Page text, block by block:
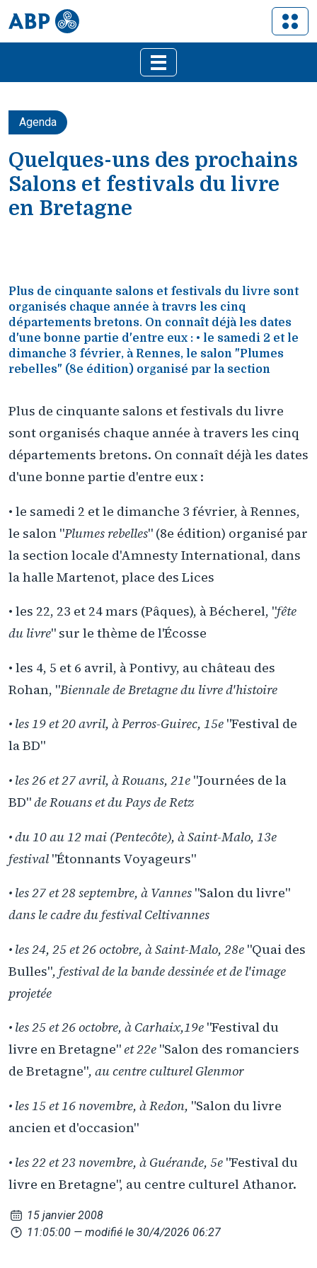
Agenda
Quelques-uns des prochains
Salons et festivals du livre
en Bretagne
Plus de cinquante salons et festivals du livre sont
organisés chaque année à travrs les cinq
départements bretons. On connaît déjà les dates
d'une bonne partie d'entre eux : • le samedi 2 et le
dimanche 3 février, à Rennes, le salon "Plumes
rebelles" (8e édition) organisé par la section
Plus de cinquante salons et festivals du livre
sont organisés chaque année à travers les cinq
départements bretons. On connaît déjà les dates
d'une bonne partie d'entre eux :
• le samedi 2 et le dimanche 3 février, à Rennes,
le salon "Plumes rebelles" (8e édition) organisé par
la section locale d'Amnesty International, dans
la halle Martenot, place des Lices
• les 22, 23 et 24 mars (Pâques), à Bécherel, "fête
du livre" sur le thème de l'Écosse
• les 4, 5 et 6 avril, à Pontivy, au château des
Rohan, "Biennale de Bretagne du livre d'histoire
• les 19 et 20 avril, à Perros-Guirec, 15e "Festival de
la BD"
• les 26 et 27 avril, à Rouans, 21e "Journées de la
BD"de Rouans et du Pays de Retz
• du 10 au 12 mai (Pentecôte), à Saint-Malo, 13e
festival "Étonnants Voyageurs"
• les 27 et 28 septembre, à Vannes "Salon du livre"
dans le cadre du festival Celtivannes
• les 24, 25 et 26 octobre, à Saint-Malo, 28e "Quai des
Bulles", festival de la bande dessinée et de l'image
projetée
• les 25 et 26 octobre, à Carhaix,19e "Festival du
livre en Bretagne"et 22e "Salon des romanciers
de Bretagne", au centre culturel Glenmor
• les 15 et 16 novembre, à Redon, "Salon du livre
ancien et d'occasion"
• les 22 et 23 novembre, à Guérande, 5e "Festival du
livre en Bretagne", au centre culturel Athanor.
15 janvier 2008
11:05:00 — modifié le 30/4/2026 06:27